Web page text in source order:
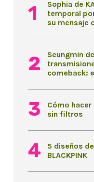
Sophia de
temporal
su mensaje
Seungmin
comeback:
Cómo hacer
sin filtros
5 diseños
BLACKPINK